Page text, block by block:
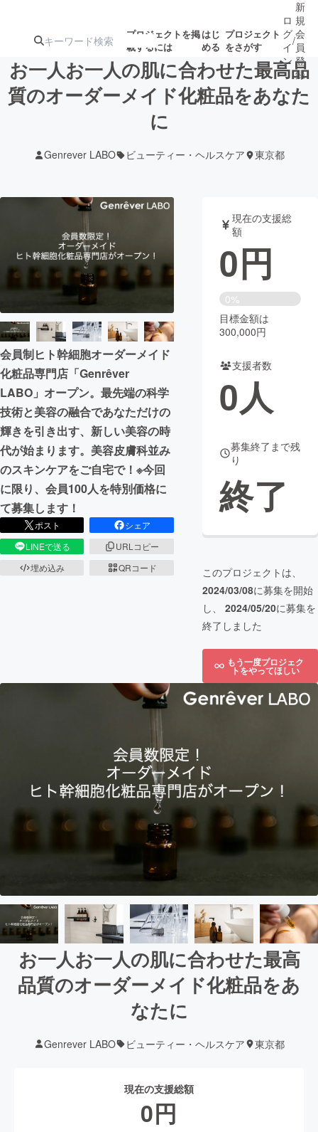
プロジェクトを掲
載するには
はじ
める
プロジェクト
をさがす
注目の新着プロ
テクノロジー・ガジェット
映像・映画 書籍・雑誌
ビジネス・起業 チャレンジ
まちづくり・地域活性化
CAMPFIRE for Social Good
CAMPFIRE Creation
CAMPFIREふるさと納税machi-ya コミュニティ
ロ
グ
イ
ン
/
新
規
会
員
登
録
お一人お一人の肌に合わせた最高品
質のオーダーメイド化粧品をあなた
に
Genrever LABO ビューティー・ヘルスケア 東京都
会員制ヒト幹細胞オーダーメイド
化粧品専門店「Genrêver
LABO」オープン。最先端の科学
技術と美容の融合であなただけの
輝きを引き出す、新しい美容の時
代が始まります。美容皮膚科並み
のスキンケアをご自宅で！※今回
に限り、会員100人を特別価格に
て募集します！
ポスト
シェア
LINEで送る
URLコピー
埋め込み
QRコード
現在の支援総
額
0円
0%
目標金額は
300,000円
支援者数
0人
募集終了まで残
り
終了
このプロジェクトは、
2024/03/08に募集を開始
し、 2024/05/20に募集を
終了しました
もう一度プロジェク
トをやってほしい
お一人お一人の肌に合わせた最高
品質のオーダーメイド化粧品をあ
なたに
Genrever LABO ビューティー・ヘルスケア 東京都
現在の支援総額
0円